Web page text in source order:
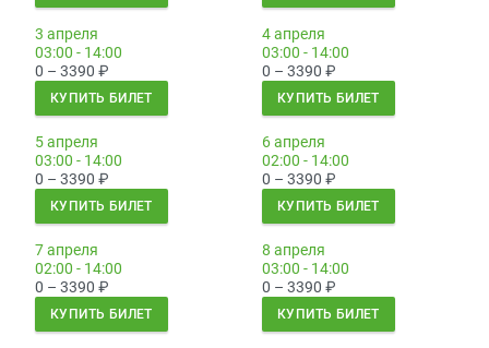
3 апреля
03:00 - 14:00
0 – 3390 ₽
КУПИТЬ БИЛЕТ
4 апреля
03:00 - 14:00
0 – 3390 ₽
КУПИТЬ БИЛЕТ
5 апреля
03:00 - 14:00
0 – 3390 ₽
КУПИТЬ БИЛЕТ
6 апреля
02:00 - 14:00
0 – 3390 ₽
КУПИТЬ БИЛЕТ
7 апреля
02:00 - 14:00
0 – 3390 ₽
КУПИТЬ БИЛЕТ
8 апреля
03:00 - 14:00
0 – 3390 ₽
КУПИТЬ БИЛЕТ